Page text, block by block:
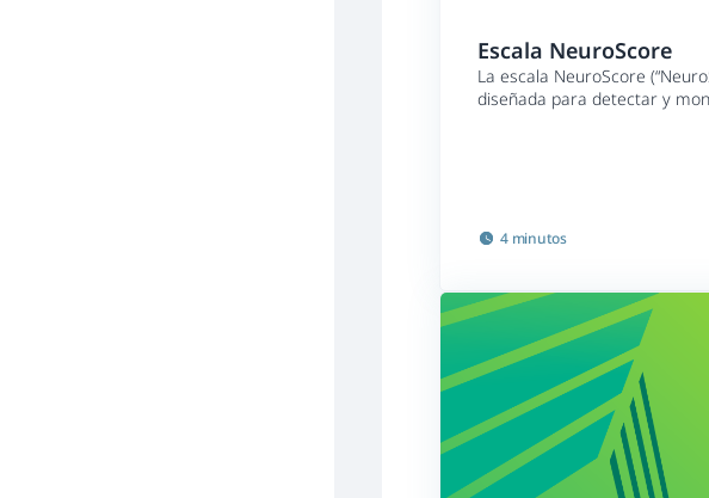
Escala NeuroScore
La escala NeuroScore
diseñada para detectar y
4 minutos